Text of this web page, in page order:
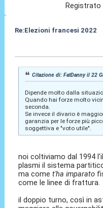
Registrato
Re:Elezioni francesi 2022
Citazione di: FatDanny il 22
Dipende molto dalla
Quando hai forze molto
seconda.
Se invece il divario è
garanzia per le forze più
soggettiva e "voto utile".
noi coltiviamo dal 1994
plasmi il sistema
ma comet'ha imparato
come le linee di frattura.
il doppio turno, così in